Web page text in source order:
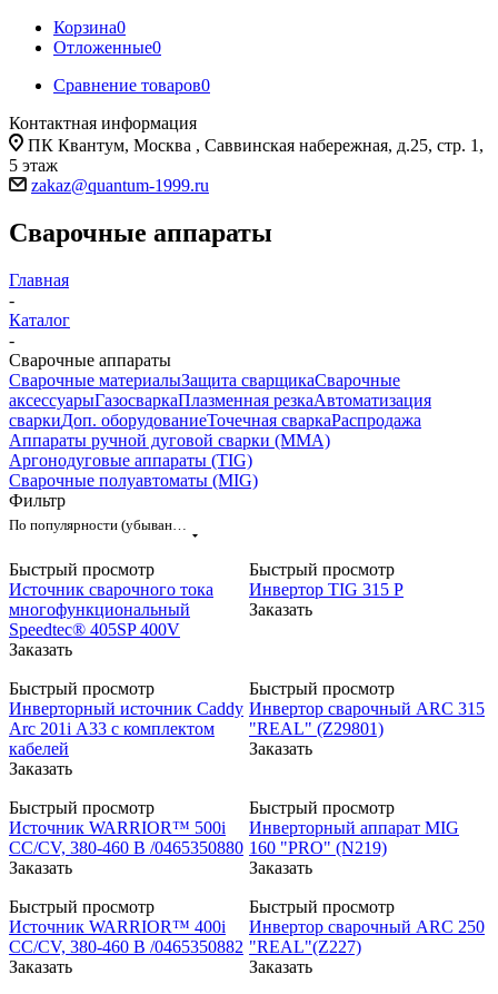
Корзина0
Отложенные0
Сравнение товаров0
Контактная информация
ПК Квантум, Москва , Саввинская набережная, д.25, стр. 1,
5 этаж
zakaz@quantum-1999.ru
Сварочные аппараты
Главная
-
Каталог
-
Сварочные аппараты
Сварочные материалыЗащита сварщикаСварочные
аксессуарыГазосваркаПлазменная резкаАвтоматизация
сваркиДоп. оборудованиеТочечная сваркаРаспродажа
Аппараты ручной дуговой сварки (MMA)
Аргонодуговые аппараты (TIG)
Сварочные полуавтоматы (MIG)
Фильтр
Быстрый просмотр
Источник сварочного тока
многофункциональный
Speedtec® 405SP 400V
Заказать
Быстрый просмотр
Инвертор ТIG 315 Р
Заказать
Быстрый просмотр
Инверторный источник Caddy
Arc 201i А33 с комплектом
кабелей
Заказать
Быстрый просмотр
Инвертор сварочный ARC 315
"REAL" (Z29801)
Заказать
Быстрый просмотр
Источник WARRIOR™ 500i
CC/CV, 380-460 В /0465350880
Заказать
Быстрый просмотр
Инверторный аппарат MIG
160 "PRO" (N219)
Заказать
Быстрый просмотр
Источник WARRIOR™ 400i
CC/CV, 380-460 В /0465350882
Заказать
Быстрый просмотр
Инвертор сварочный ARC 250
"REAL"(Z227)
Заказать